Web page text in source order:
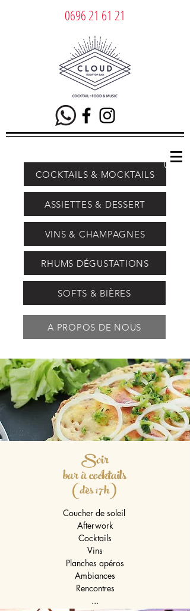
0696 21 61 21
COCKTAILS & MOCKTAILS
ASSIETTES & DESSERT
VINS & CHAMPAGNES
RHUMS DÉGUSTATIONS
SOFTS & BIÈRES
A PROPOS DE NOUS
Soir
bar à cocktails
(dès 17h)
Coucher de soleil
Afterwork
Cocktails
Vins
Planches apéros
Ambiances
Rencontres
...